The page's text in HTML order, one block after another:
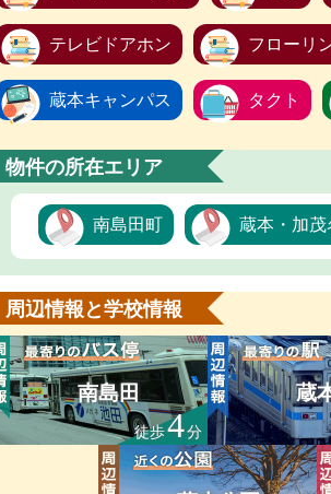
テレビドアホン フローリ
蔵本キャンパス タクト
物件の所在エリア
南島田町 蔵本・加茂
周辺情報と学校情報
南島田
徒歩4分
蔵